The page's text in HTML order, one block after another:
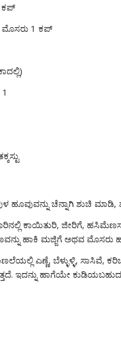
ಕಪ್
1 ಕಪ್
ಹೂವುವನ್ನು ಚೆನ್ನಾಗಿ ಶುಚಿ ಮಾಡಿ,
ಕಾಯಿತುರಿ, ಜೀರಿಗೆ,
ಹಾಕಿ ಮಜ್ಜಿಗೆ ಅಥವ ಮೊಸರು
ಎಣ್ಣೆ, ಬೆಳ್ಳುಳ್ಳಿ, ಸಾಸಿವೆ,
ಇದನ್ನು ಹಾಗೆಯೇ